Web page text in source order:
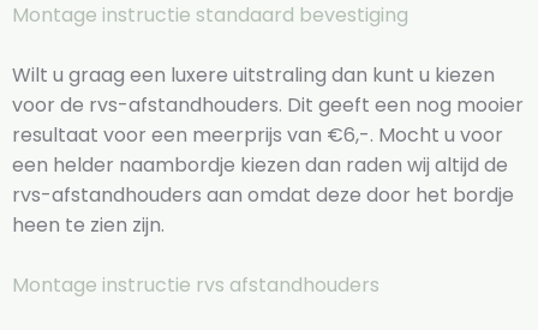
Montage instructie standaard bevestiging
Wilt u graag een luxere uitstraling dan kunt u kiezen
voor de rvs-afstandhouders. Dit geeft een nog mooier
resultaat voor een meerprijs van €6,-. Mocht u voor
een helder naambordje kiezen dan raden wij altijd de
rvs-afstandhouders aan omdat deze door het bordje
heen te zien zijn.
Montage instructie rvs afstandhouders